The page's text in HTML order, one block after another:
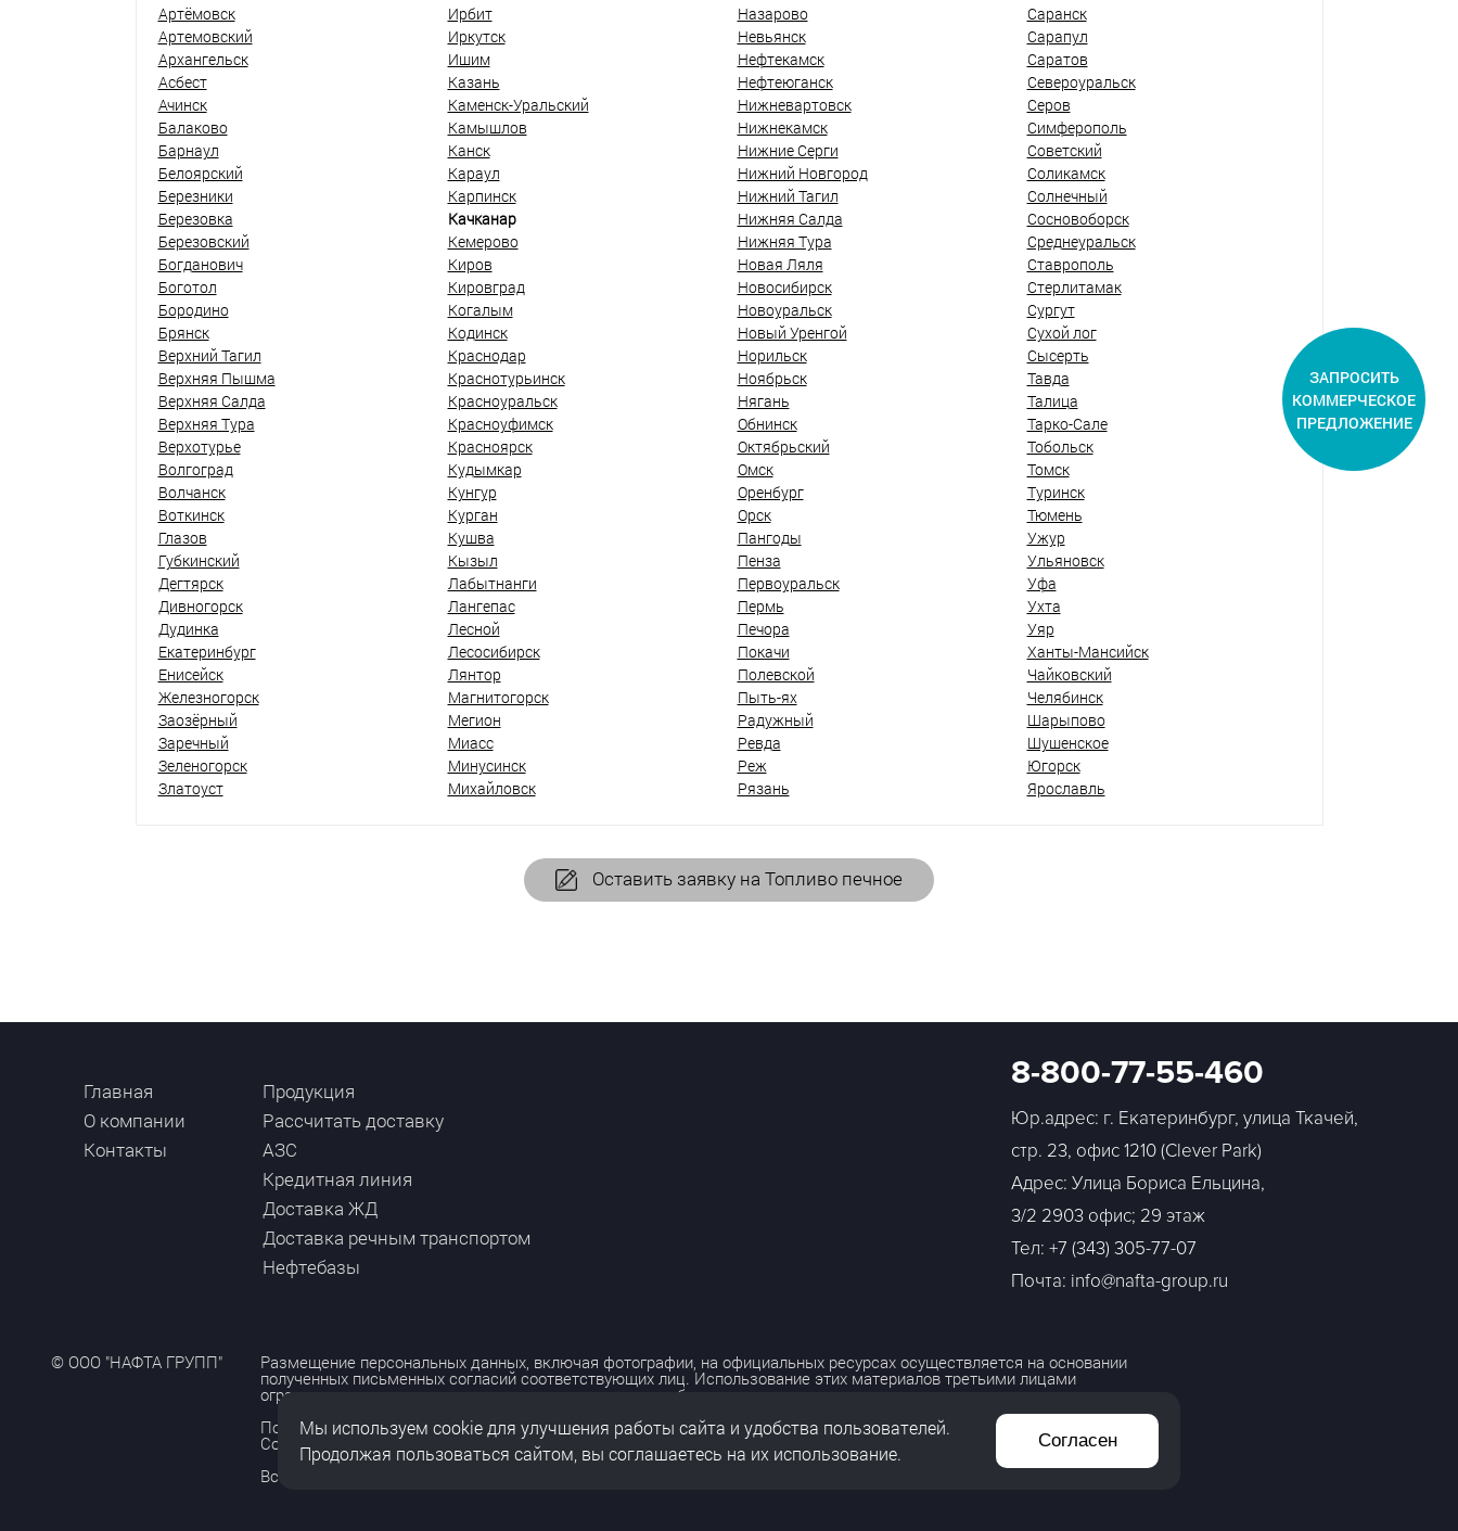
Артёмовск
Артемовский
Архангельск
Асбест
Ачинск
Балаково
Барнаул
Белоярский
Березники
Березовка
Березовский
Богданович
Боготол
Бородино
Брянск
Верхний Тагил
Верхняя Пышма
Верхняя Салда
Верхняя Тура
Верхотурье
Волгоград
Волчанск
Воткинск
Глазов
Губкинский
Дегтярск
Дивногорск
Дудинка
Екатеринбург
Енисейск
Железногорск
Заозёрный
Заречный
Зеленогорск
Златоуст
Ирбит
Иркутск
Ишим
Казань
Каменск-Уральский
Камышлов
Канск
Караул
Карпинск
Качканар
Кемерово
Киров
Кировград
Когалым
Кодинск
Краснодар
Краснотурьинск
Красноуральск
Красноуфимск
Красноярск
Кудымкар
Кунгур
Курган
Кушва
Кызыл
Лабытнанги
Лангепас
Лесной
Лесосибирск
Лянтор
Магнитогорск
Мегион
Миасс
Минусинск
Михайловск
Назарово
Невьянск
Нефтекамск
Нефтеюганск
Нижневартовск
Нижнекамск
Нижние Серги
Нижний Новгород
Нижний Тагил
Нижняя Салда
Нижняя Тура
Новая Ляля
Новосибирск
Новоуральск
Новый Уренгой
Норильск
Ноябрьск
Нягань
Обнинск
Октябрьский
Омск
Оренбург
Орск
Пангоды
Пенза
Первоуральск
Пермь
Печора
Покачи
Полевской
Пыть-ях
Радужный
Ревда
Реж
Рязань
Саранск
Сарапул
Саратов
Североуральск
Серов
Симферополь
Советский
Соликамск
Солнечный
Сосновоборск
Среднеуральск
Ставрополь
Стерлитамак
Сургут
Сухой лог
Сысерть
Тавда
Талица
Тарко-Сале
Тобольск
Томск
Туринск
Тюмень
Ужур
Ульяновск
Уфа
Ухта
Уяр
Ханты-Мансийск
Чайковский
Челябинск
Шарыпово
Шушенское
Югорск
Ярославль
Оставить заявку на Топливо печное
Главная
О компании
Контакты
Продукция
Рассчитать доставку
АЗС
Кредитная линия
Доставка ЖД
Доставка речным транспортом
Нефтебазы
8-800-77-55-460
Юр.адрес: г. Екатеринбург, улица Ткачей,
стр. 23, офис 1210 (Clever Park)
Адрес: Улица Бориса Ельцина,
3/2 2903 офис; 29 этаж
Тел: +7 (343) 305-77-07
Почта: info@nafta-group.ru
© ООО "НАФТА ГРУПП" Размещение персональных данных, включая фотографии, на официальных ресурсах осуществляется на основании
полученных письменных согласий соответствующих лиц. Использование этих материалов третьими лицами
ограничено и допускается только с разрешения правообладателя.
Политика обработки персональных данных
Согласие на обработку персональных данных
Все права защищены
ЗАПРОСИТЬ
КОММЕРЧЕСКОЕ
ПРЕДЛОЖЕНИЕ
Мы используем cookie для улучшения работы сайта и удобства пользователей.
Продолжая пользоваться сайтом, вы соглашаетесь на их использование.
Согласен